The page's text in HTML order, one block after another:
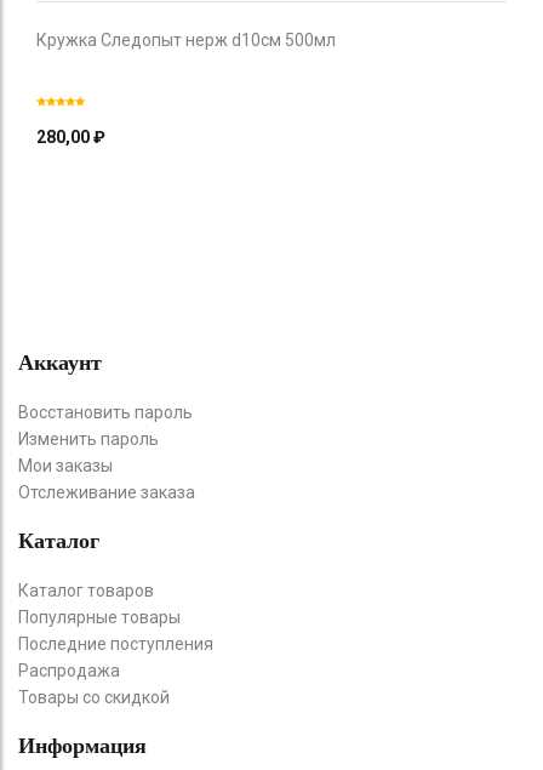
Кружка Следопыт нерж d10см 500мл
280,00₽
Аккаунт
Восстановить пароль
Изменить пароль
Мои заказы
Отслеживание заказа
Каталог
Каталог товаров
Популярные товары
Последние поступления
Распродажа
Товары со скидкой
Информация